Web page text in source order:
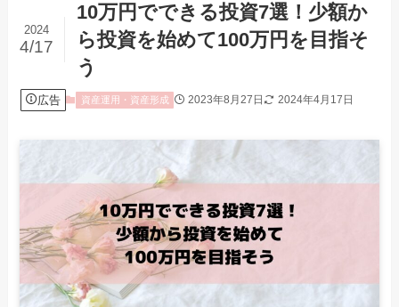
10万円でできる投資7選！少額か
ら投資を始めて100万円を目指そ
う
2024
4/17
広告 資産運用・資産形成 2023年8月27日 2024年4月17日